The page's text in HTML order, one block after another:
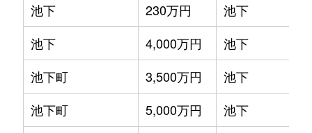
池下
230万円
池下
池下
4,000万円
池下
池下町
3,500万円
池下
池下町
5,000万円
池下